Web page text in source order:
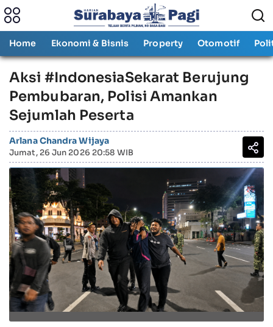
Home Ekonomi & Bisnis Property Otomotif
Aksi #IndonesiaSekarat Berujung
Pembubaran, Polisi Amankan
Sejumlah Peserta
Arlana Chandra Wijaya
Jumat, 26 Jun 2026 20:58 WIB